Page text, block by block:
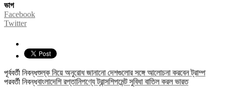
ভাগ
Facebook
Twitter
পূর্ববর্তী নিবন্ধশুল্ক নিয়ে অনুরোধ জানানো দেশগুলোর সঙ্গে আলোচনা করবেন ট্রাম্প
পরবর্তী নিবন্ধবাংলাদেশি রপ্তানিপণ্যে ট্রান্সশিপমেন্ট সুবিধা বাতিল করল ভারত